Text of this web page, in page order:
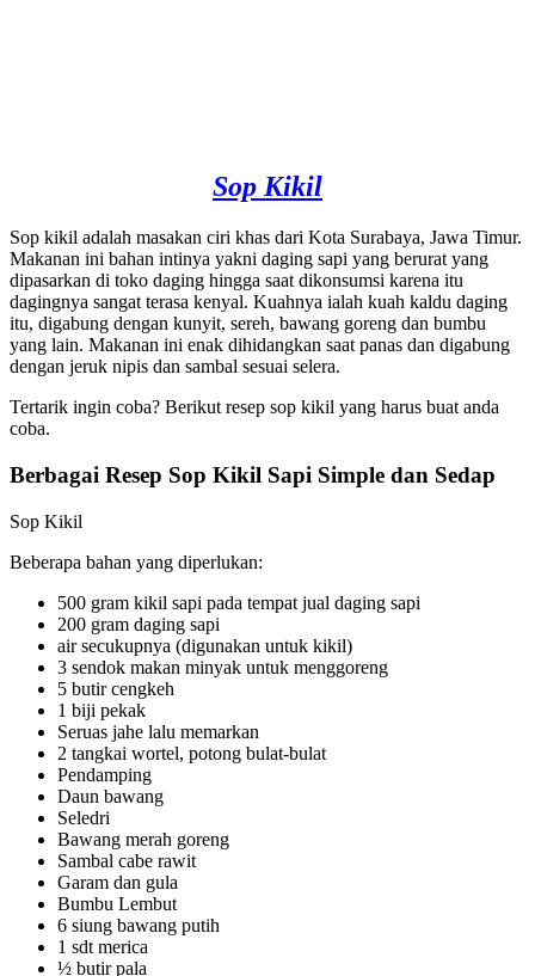
Sop Kikil
Sop kikil adalah masakan ciri khas dari Kota Surabaya, Jawa Timur.
Makanan ini bahan intinya yakni daging sapi yang berurat yang
dipasarkan di toko daging hingga saat dikonsumsi karena itu
dagingnya sangat terasa kenyal. Kuahnya ialah kuah kaldu daging
itu, digabung dengan kunyit, sereh, bawang goreng dan bumbu
yang lain. Makanan ini enak dihidangkan saat panas dan digabung
dengan jeruk nipis dan sambal sesuai selera.
Tertarik ingin coba? Berikut resep sop kikil yang harus buat anda
coba.
Berbagai Resep Sop Kikil Sapi Simple dan Sedap
Sop Kikil
Beberapa bahan yang diperlukan:
500 gram kikil sapi pada tempat jual daging sapi
200 gram daging sapi
air secukupnya (digunakan untuk kikil)
3 sendok makan minyak untuk menggoreng
5 butir cengkeh
1 biji pekak
Seruas jahe lalu memarkan
2 tangkai wortel, potong bulat-bulat
Pendamping
Daun bawang
Seledri
Bawang merah goreng
Sambal cabe rawit
Garam dan gula
Bumbu Lembut
6 siung bawang putih
1 sdt merica
½ butir pala